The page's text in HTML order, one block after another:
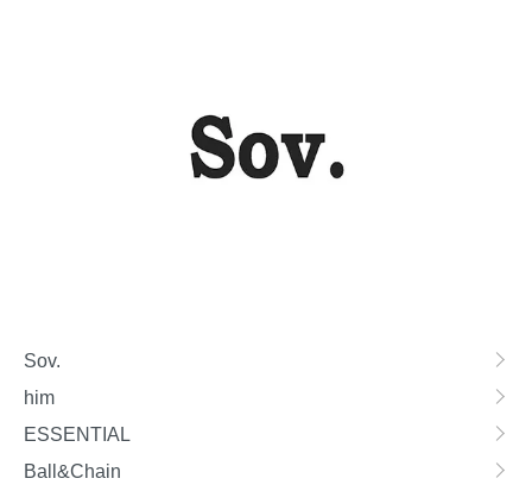
グループ一覧
Sov.
him
ESSENTIAL
Ball&Chain